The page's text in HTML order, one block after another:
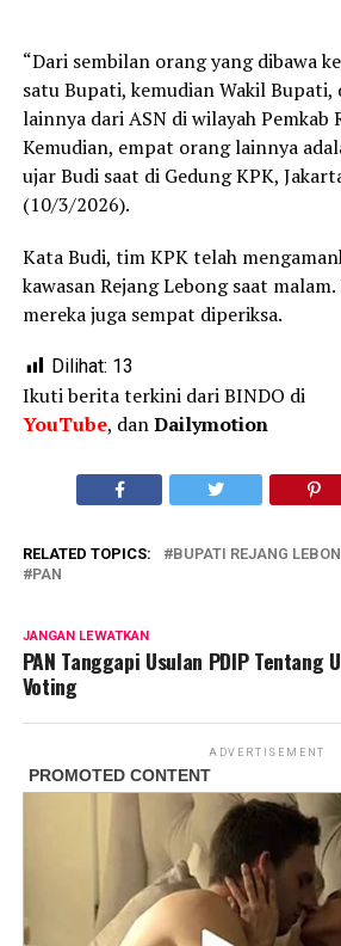
“Dari sembilan orang yang dibawa
satu Bupati, kemudian Wakil
lainnya dari ASN di wilayah Pemkab
Kemudian, empat orang lainnya
ujar Budi saat di Gedung KPK,
(10/3/2026).
Kata Budi, tim KPK telah
kawasan Rejang Lebong saat
mereka juga sempat diperiksa.
Dilihat: 13
Ikuti berita terkini dari BINDO di
YouTube, danDailymotion
RELATED TOPICS: BUPATI REJANG
PAN
JANGAN LEWATKAN
PAN Tanggapi Usulan PDIP Tentang
Voting
ADVERTISEMENT